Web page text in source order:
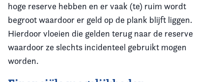
hoge reserve hebben en er vaak (te) ruim wordt
begroot waardoor er geld op de plank blijft liggen.
Hierdoor vloeien die gelden terug naar de reserve
waardoor ze slechts incidenteel gebruikt mogen
worden.